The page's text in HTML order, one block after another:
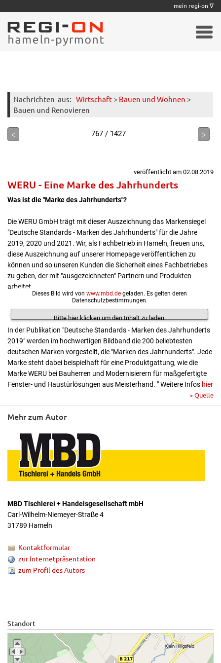
Nachrichten aus: Wirtschaft > Bauen und Wohnen >
Bauen und Renovieren
< 767 / 1427 >
veröffentlicht am 02.08.2019
WERU - Eine Marke des Jahrhunderts
Was ist die "Marke des Jahrhunderts"?
Die WERU GmbH trägt mit dieser Auszeichnung das Markensiegel
"Deutsche Standards - Marken des Jahrhunderts" für die Jahre
2019, 2020 und 2021. Wir, als Fachbetrieb in Hameln, freuen uns,
diese Auszeichnung auf unserer Homepage veröffentlichen zu
können und so unseren Kunden die Sicherheit eines Fachbetriebes
zu geben, der mit "ausgezeichneten" Partnern und Produkten
arbeitet.
Bitte hier klicken um den Inhalt zu laden.
Dieses Bild wird von www.mbd.de geladen. Es gelten deren
Datenschutzbestimmungen.
In der Publikation "Deutsche Standards - Marken des Jahrhunderts
2019" werden im hochwertigen Bildband die 200 beliebtesten
deutschen Marken vorgestellt, die "Marken des Jahrhunderts". Jede
Marke steht dabei beispielhaft für eine Produktgattung, wie die
Marke WERU bei Bauherren und Modernisierern für maßgefertigte
Fenster- und Haustürlösungen aus Meisterhand. " Weitere Infos hier
> Quelle
Mehr zum Autor
MBD Tischlerei + Handelsgesellschaft mbH
Carl-Wilhelm-Niemeyer-Straße 4
31789 Hameln
Kontaktformular
zur Internetpräsentation
zum Profil des Autors
Standort
mein regi-on ∇